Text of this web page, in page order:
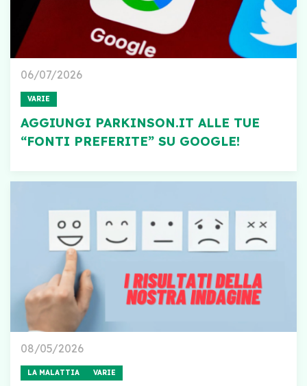
06/07/2026
VARIE
AGGIUNGI PARKINSON.IT ALLE TUE
“FONTI PREFERITE” SU GOOGLE!
08/05/2026
LA MALATTIA VARIE